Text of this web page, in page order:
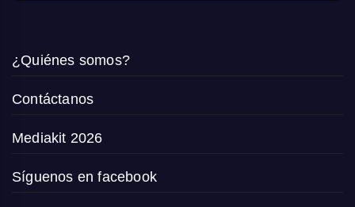
¿Quiénes somos?
Contáctanos
Mediakit 2026
Síguenos en facebook